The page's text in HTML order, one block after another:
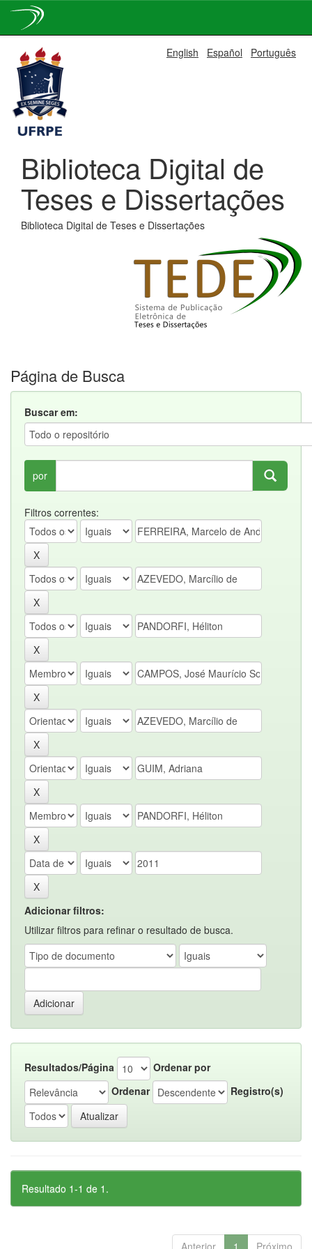
navigation
English Español Português
Biblioteca Digital de
Teses e Dissertações
Biblioteca Digital de Teses e Dissertações
Página de Busca
Buscar em:
por
Filtros correntes:
Adicionar filtros:
Utilizar filtros para refinar o resultado de busca.
Resultados/Página
Ordenar por
Ordenar
Registro(s)
Resultado 1-1 de 1.
Anterior 1 Próximo